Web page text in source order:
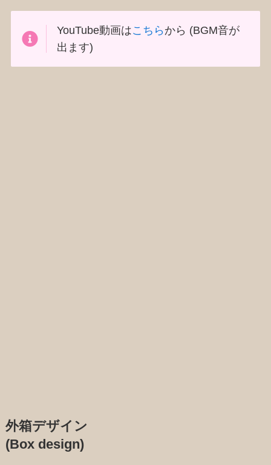
YouTube動画はこちら から (BGM音が
出ます)
外箱デザイン
(Box design)